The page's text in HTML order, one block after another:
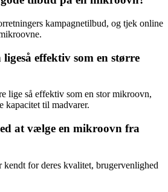
kampagnetilbud, og tjek online
effektiv som en større
lige så effektiv som en stor mikroovn,
kapacitet til madvarer.
at vælge en mikroovn fra
for deres kvalitet, brugervenlighed